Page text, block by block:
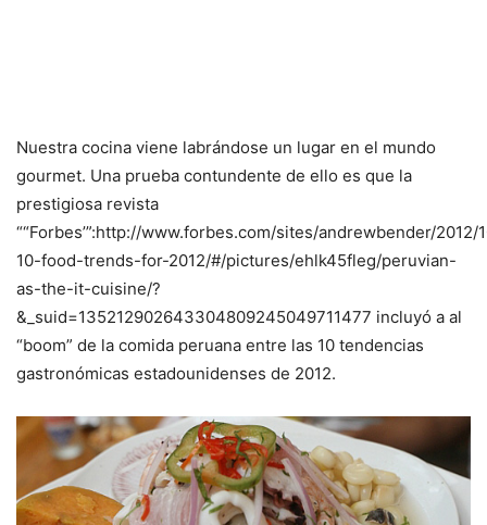
Nuestra cocina viene labrándose un lugar en el mundo
gourmet. Una prueba contundente de ello es que la
prestigiosa revista
““Forbes’”:http://www.forbes.com/sites/andrewbender/
10-food-trends-for-2012/#/pictures/ehlk45fleg/peruvian-
as-the-it-cuisine/?
&_suid=135212902643304809245049711477 incluyó a al
“boom” de la comida peruana entre las 10 tendencias
gastronómicas estadounidenses de 2012.